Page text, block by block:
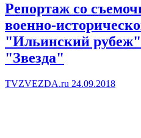
Репортаж со
военно-
"Ильинский рубеж"
"Звезда"
TVZVEZDA.ru 24.09.2018